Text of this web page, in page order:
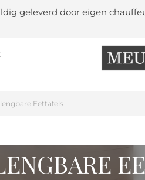
geleverd door eigen
Eettafels